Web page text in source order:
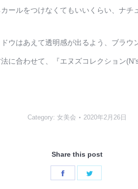
ールをつけなくてもいいくらい、ナチ
ウはあえて透明感が出るよう、ブラウ
に合わせて、『エヌズコレクション
Category: 女美会 2020年2月26日
Share this post
Share